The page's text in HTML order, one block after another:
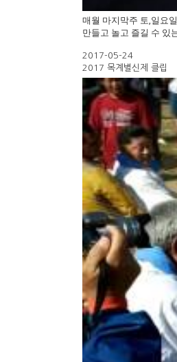
매월 마지막주 토,일요일
만들고 놀고 즐길 수 있
2017-05-24
2017 목계별신제 클립